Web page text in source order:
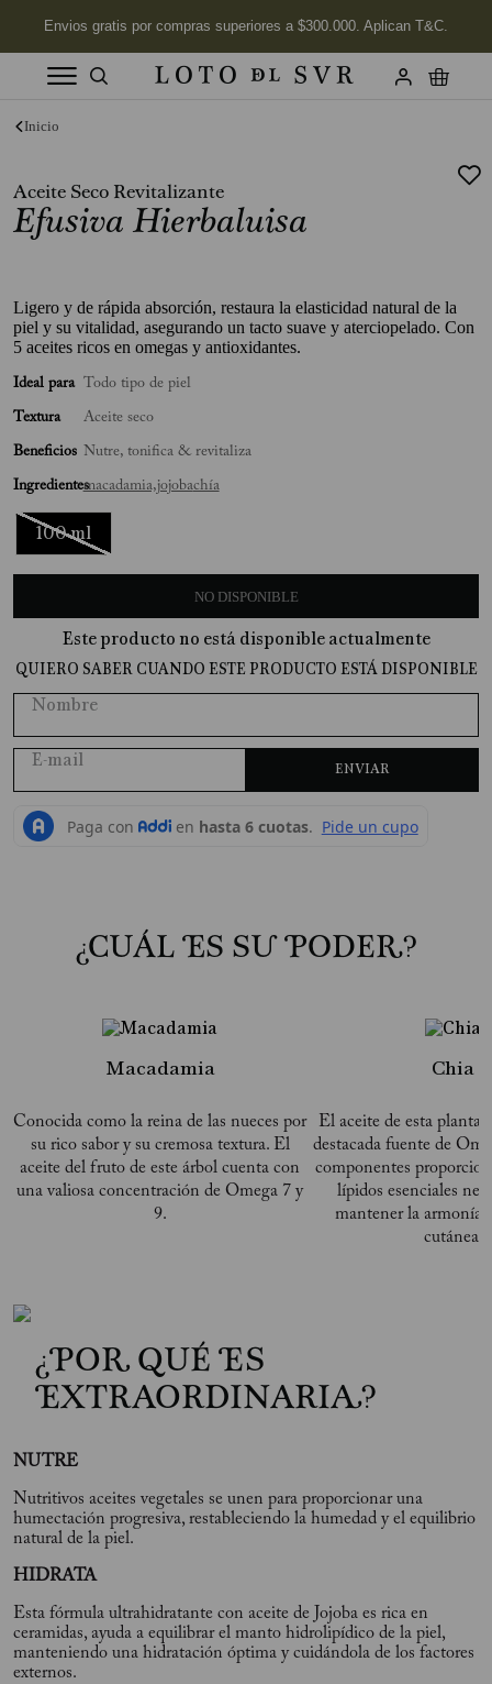
Aceite Seco Revitalizante
Efusiva Hierbaluisa
Ligero y de rápida absorción, restaura la elasticidad natural de la
piel y su vitalidad, asegurando un tacto suave y aterciopelado. Con
5 aceites ricos en omegas y antioxidantes.
Ideal para Todo tipo de piel
Textura Aceite seco
Beneficios Nutre, tonifica & revitaliza
Ingredientesmacadamia,jojobachía
100 ml
NO DISPONIBLE
Este producto no está disponible actualmente
QUIERO SABER CUANDO ESTE PRODUCTO ESTÁ DISPONIBLE
ENVIAR
¿CUÁL ES SU PODER?
Macadamia
Conocida como la reina de las nueces por
su rico sabor y su cremosa textura. El
aceite del fruto de este árbol cuenta con
una valiosa concentración de Omega 7 y
9.
Chia
El aceite de esta planta
destacada fuente de
componentes
lípidos esenciales
mantener la armonía
cutánea.
¿POR QUÉ ES
EXTRAORDINARIA?
NUTRE
Nutritivos aceites vegetales se unen para proporcionar una
humectación progresiva, restableciendo la humedad y el equilibrio
natural de la piel.
HIDRATA
Esta fórmula ultrahidratante con aceite de Jojoba es rica en
ceramidas, ayuda a equilibrar el manto hidrolipídico de la piel,
manteniendo una hidratación óptima y cuidándola de los factores
externos.
Términos más buscados
2. Labios
5. Aceite
8 Desodorante
9. Mimosa
10. Jabon Liquido